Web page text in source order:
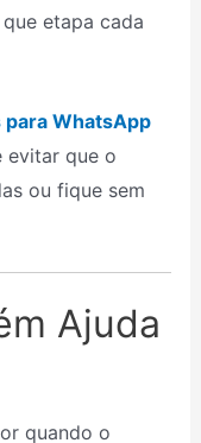
etapa cada
WhatsApp
evitar que o
ou fique sem
Ajuda
quando o